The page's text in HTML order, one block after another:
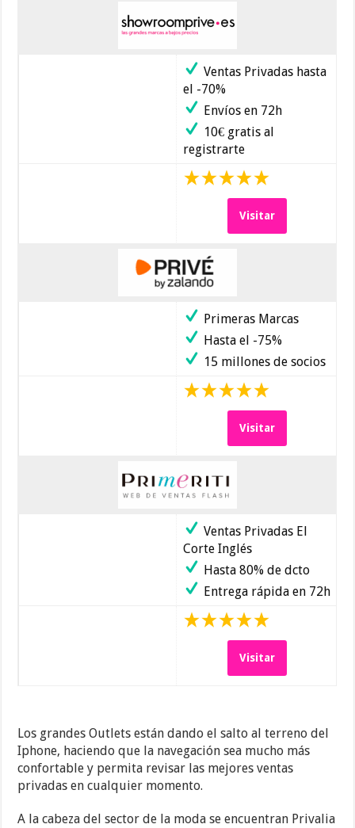
Ventas Privadas hasta
el -70%
Envíos en 72h
10€ gratis al
registrarte
Visitar
Primeras Marcas
Hasta el -75%
15 millones de socios
Visitar
Ventas Privadas El
Corte Inglés
Hasta 80% de dcto
Entrega rápida en 72h
Visitar
Los grandes Outlets están dando el salto al terreno del
Iphone, haciendo que la navegación sea mucho más
confortable y permita revisar las mejores ventas
privadas en cualquier momento.
A la cabeza del sector de la moda se encuentran Privalia